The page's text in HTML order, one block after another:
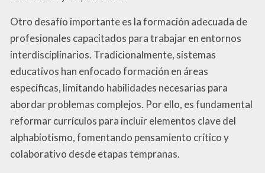
Otro desafío importante es la formación adecuada de
profesionales capacitados para trabajar en entornos
interdisciplinarios. Tradicionalmente, sistemas
educativos han enfocado formación en áreas
específicas, limitando habilidades necesarias para
abordar problemas complejos. Por ello, es fundamental
reformar currículos para incluir elementos clave del
alphabiotismo, fomentando pensamiento crítico y
colaborativo desde etapas tempranas.